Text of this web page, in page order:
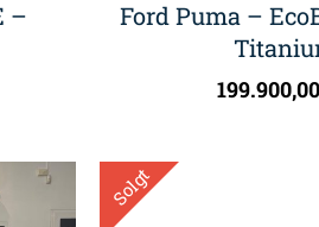
–
Ford Puma –
Solgt